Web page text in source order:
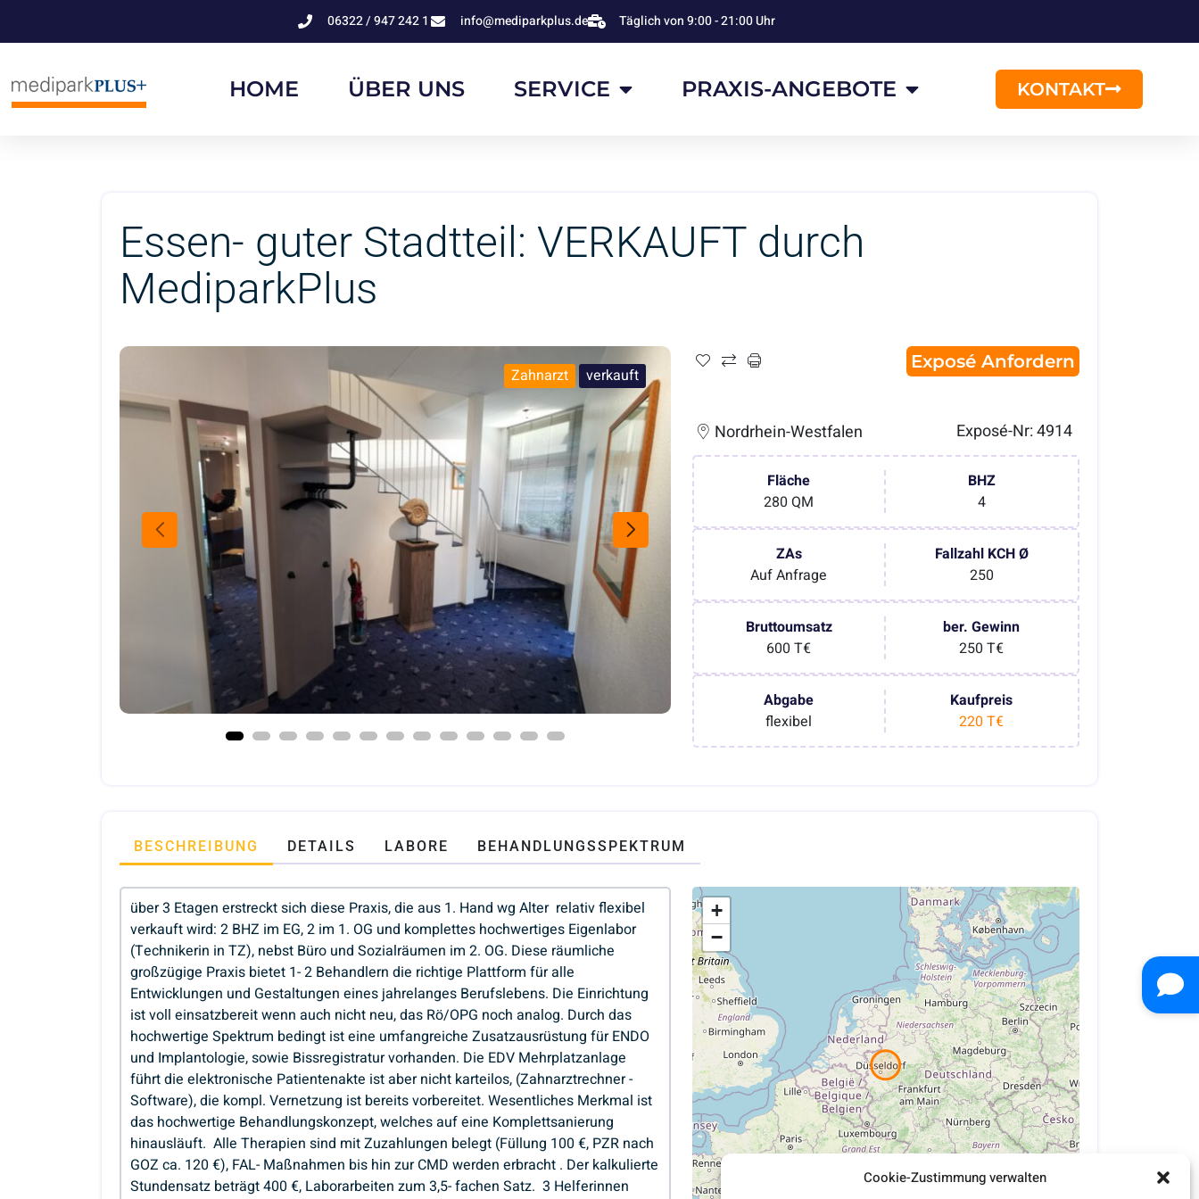
Cookie-Zustimmung verwalten
06322 / 947 242 1 info@mediparkplus.de Täglich von 9:00 - 21:00 Uhr
HOME ÜBER UNS SERVICE PRAXIS-ANGEBOTE KONTAKT
Essen- guter Stadtteil: VERKAUFT durch
MediparkPlus
Zahnarzt verkauft
Exposé Anfordern
Nordrhein-Westfalen Exposé-Nr: 4914
Fläche
280 QM
BHZ
4
ZAs
Auf Anfrage
Fallzahl KCH Ø
250
Bruttoumsatz
600 T€
ber. Gewinn
250 T€
Abgabe
flexibel
Kaufpreis
220 T€
BESCHREIBUNG DETAILS LABORE BEHANDLUNGSSPEKTRUM
+
−